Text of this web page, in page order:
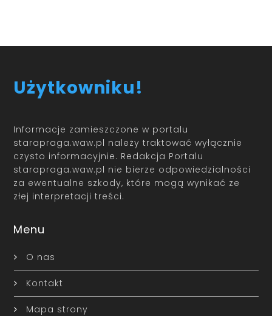
Użytkowniku!
Informacje zamieszczone w portalu
starapraga.waw.pl należy traktować wyłącznie
czysto informacyjnie. Redakcja Portalu
starapraga.waw.pl nie bierze odpowiedzialności
za ewentualne szkody, które mogą wynikać ze
złej interpretacji treści.
Menu
O nas
Kontakt
Mapa strony